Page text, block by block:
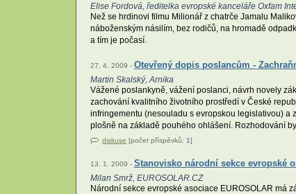
Elise Fordová, ředitelka evropské kanceláře Oxfam
Než se hrdinovi filmu Milionář z chatrče Jamalu
náboženským násilím, bez rodičů, na hromadě
a tím je počasí.
27. 4. 2009 - Otevřený dopis poslancům -
Martin Skalský, Arnika
Vážené poslankyně, vážení poslanci, návrh novely
zachování kvalitního životního prostředí v České
infringementu (nesouladu s evropskou legislativou)
plošně na základě pouhého ohlášení. Rozhodování
diskuse [počet příspěvků: 1]
13. 1. 2009 - Stanovisko národní sekce evropské
Milan Smrž, EUROSOLAR.CZ
Národní sekce evropské asociace EUROSOLAR má